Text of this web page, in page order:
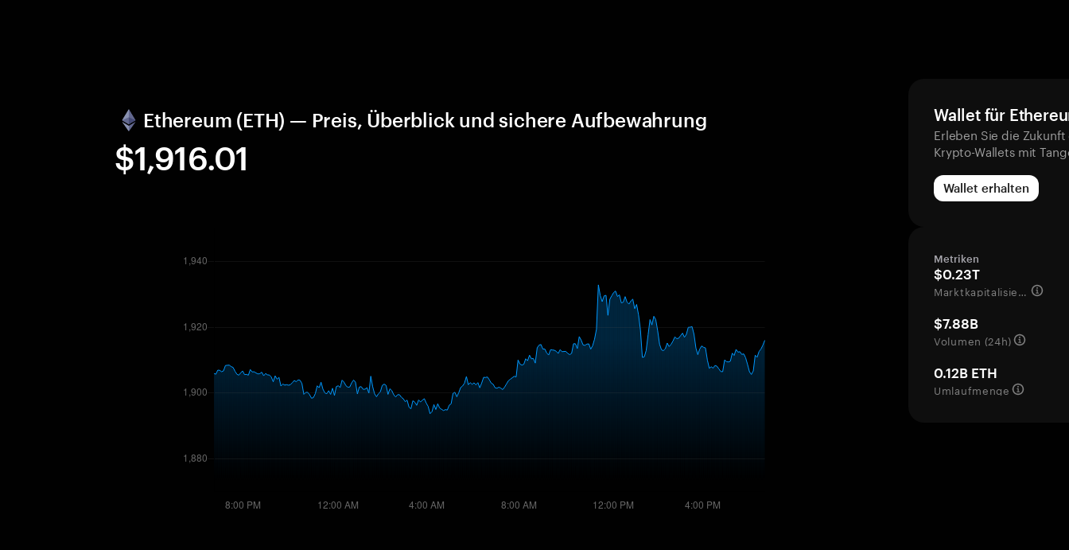
Ethereum (ETH) — Preis, Überblick und sichere Aufbewahrung
$1,916.01
Wallet für
Erleben Sie die
Krypto-Wallets mit
Wallet erhalten
Metriken
$0.23T
Marktkapitalisierung
$7.88B
Volumen (24h)
0.12B ETH
Umlaufmenge